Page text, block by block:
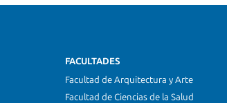
FACULTADES
Facultad de Arquitectura y Arte
Facultad de Ciencias de la Salud